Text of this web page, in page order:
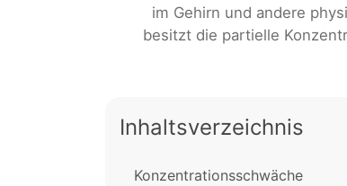
im Gehirn und andere
besitzt die partielle
Inhaltsverzeichnis
Konzentrationsschwäche